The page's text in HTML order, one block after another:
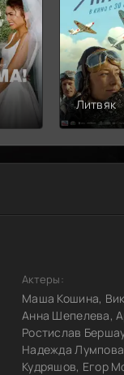
Литвяк
Актеры:
Маша Кошина,
Анна Шепелева,
Ростислав
Надежда
Кудряшов, Егор